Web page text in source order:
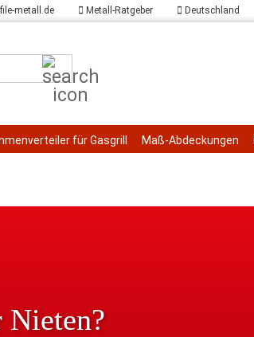
metall.de Metall-Ratgeber Deutschland
für Gasgrill Maß-Abdeckungen